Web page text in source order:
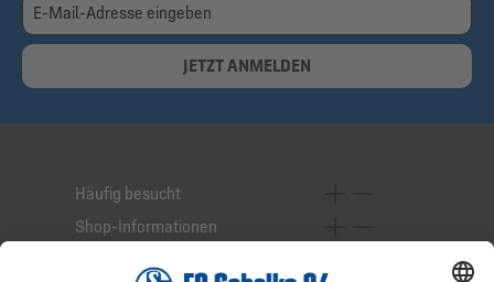
JETZT ANMELDEN
Häufig besucht
Shop-Informationen